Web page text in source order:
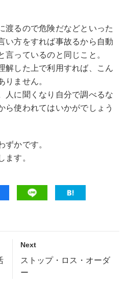
渡るので危険だなどといった
い方をすれば事故るから自動
っているのと同じこと。
解した上で利用すれば、こん
りません。
人に聞くなり自分で調べるな
ら使われてはいかがでしょう
ずかです。
ます。
Next
ストップ・ロス・オーダ
ー